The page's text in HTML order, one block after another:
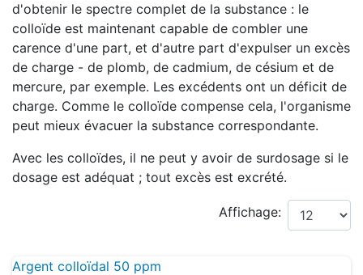
d'obtenir le spectre complet de la substance : le
colloïde est maintenant capable de combler une
carence d'une part, et d'autre part d'expulser un excès
de charge - de plomb, de cadmium, de césium et de
mercure, par exemple. Les excédents ont un déficit de
charge. Comme le colloïde compense cela, l'organisme
peut mieux évacuer la substance correspondante.
Avec les colloïdes, il ne peut y avoir de surdosage si le
dosage est adéquat ; tout excès est excrété.
Affichage:
Argent colloïdal 50 ppm